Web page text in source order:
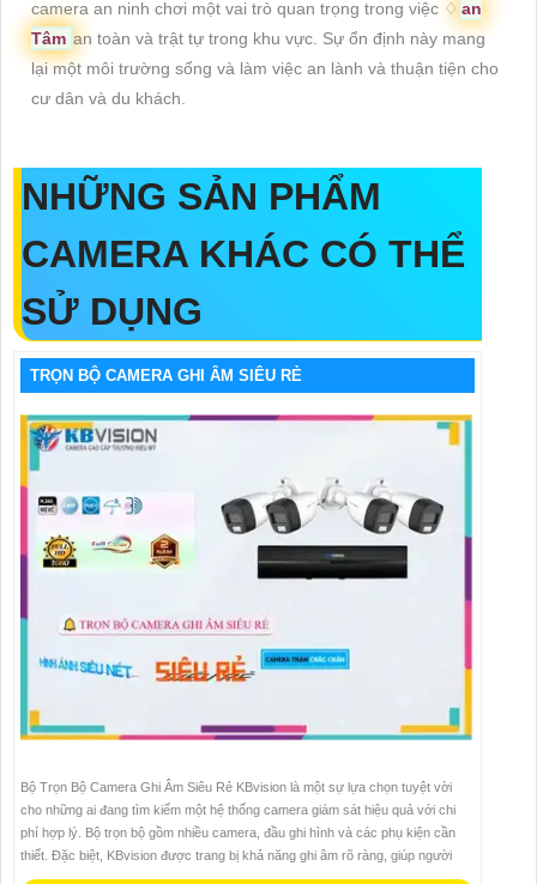
camera an ninh chơi một vai trò quan trọng trong việc ♢ an
Tâm an toàn và trật tự trong khu vực. Sự ổn định này mang
lại một môi trường sống và làm việc an lành và thuận tiện cho
cư dân và du khách.
NHỮNG SẢN PHẨM
CAMERA KHÁC CÓ THỂ
SỬ DỤNG
TRỌN BỘ CAMERA GHI ÂM SIÊU RẺ
Bộ Trọn Bộ Camera Ghi Âm Siêu Rẻ KBvision là một sự lựa chọn tuyệt vời
cho những ai đang tìm kiếm một hệ thống camera giám sát hiệu quả với chi
phí hợp lý. Bộ trọn bộ gồm nhiều camera, đầu ghi hình và các phụ kiện cần
thiết. Đặc biệt, KBvision được trang bị khả năng ghi âm rõ ràng, giúp người